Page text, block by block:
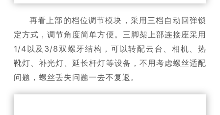
再看上部的档位调节模块，采用三档自动回弹锁
定方式，调节角度简单方便。三脚架上部连接座采用
1/4以及3/8双螺牙结构，可以转配云台、相机、热
靴灯、补光灯、延长杆灯等设备，不用考虑螺丝适配
问题，螺丝丢失问题一去不复返。